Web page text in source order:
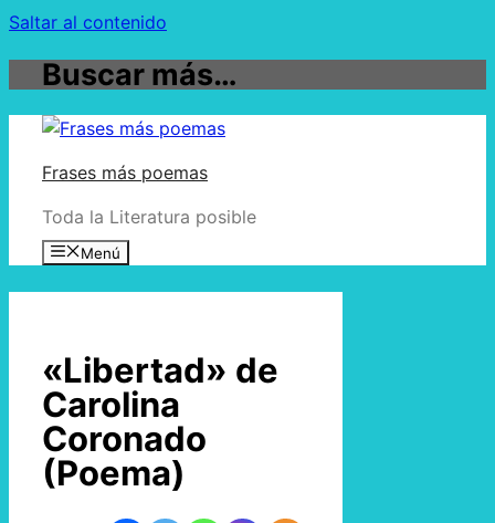
Saltar al contenido
Buscar más…
Frases más poemas
Toda la Literatura posible
Menú
«Libertad» de
Carolina
Coronado
(Poema)